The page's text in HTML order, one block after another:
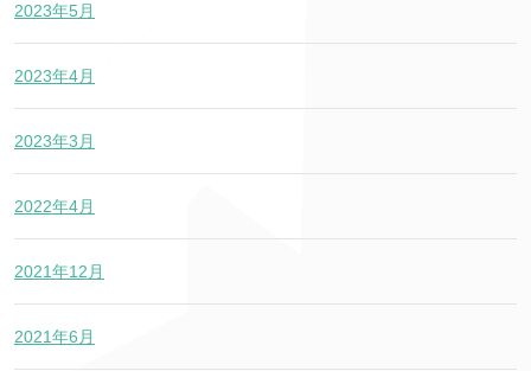
2023年5月
2023年4月
2023年3月
2022年4月
2021年12月
2021年6月